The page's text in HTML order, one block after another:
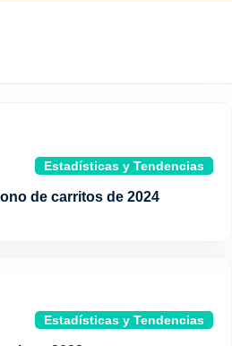
Estadísticas y Tendencias
de carritos de 2024
Estadísticas y Tendencias